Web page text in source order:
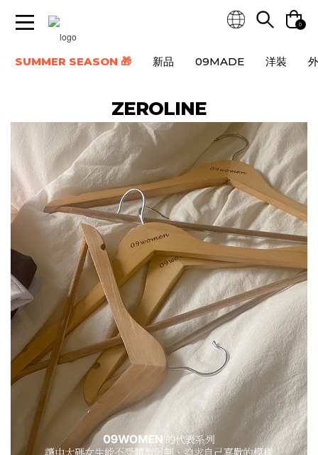
0
SUMMER SEASON 🎁 新品 09MADE 洋裝
ZEROLINE